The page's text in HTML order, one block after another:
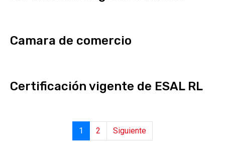
Camara de comercio
Certificación vigente de ESAL RL
1 2 Siguiente